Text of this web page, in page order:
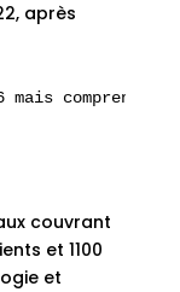
après
comprenant
couvrant
et 1100
et